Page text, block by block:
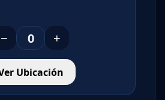
− +
Ubicación